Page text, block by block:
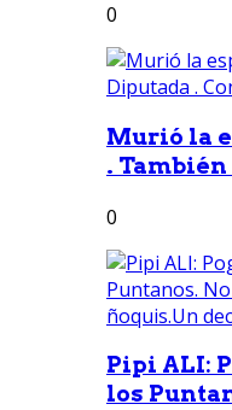
0
Murió la
.
0
Pipi ALI:
los